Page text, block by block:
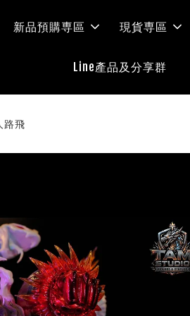
新品預購専區 現貨専區
Line產品及分享群
路飛